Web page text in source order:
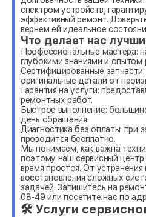
спектром устройств,
эффективный ремонт.
вернем ей идеальное
Что делает нас
Профессиональные мастера:
глубокими знаниями и опытом
Сертифицированные
оригинальные детали от
Гарантия на услуги:
ремонтных работ.
Быстрое выполнение:
день обращения.
Диагностика без оплаты: при
проводится бесплатно.
Мы понимаем, как важна
поэтому наш сервисный
время простоя. От
восстановления сложных
задачей. Запишитесь на
08-49 или посетите нас по
🛠 Услуги